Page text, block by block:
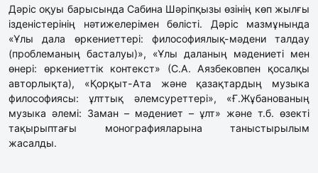
Дәріс оқуы барысында Сабина Шәріпқызы өзінің көп жылғы
ізденістерінің нәтижелерімен бөлісті. Дәріс мазмұнында
«Ұлы дала өркениеттері: философиялық-мәдени талдау
(проблеманың басталуы)», «Ұлы даланың мәдениеті мен
өнері: өркениеттік контекст» (С.А. Аязбековпен қосалқы
авторлықта), «Қорқыт-Ата және қазақтардың музыка
философиясы: ұлттық әлемсуреттері», «Ғ.Жұбанованың
музыка әлемі: Заман – мәдениет – ұлт» және т.б. өзекті
тақырыптағы монографияларына таныстырылым
жасалды.